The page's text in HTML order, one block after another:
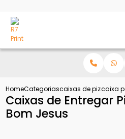
HomeCategoriascaixas de pizzacaixa
Caixas de Entregar
Bom Jesus